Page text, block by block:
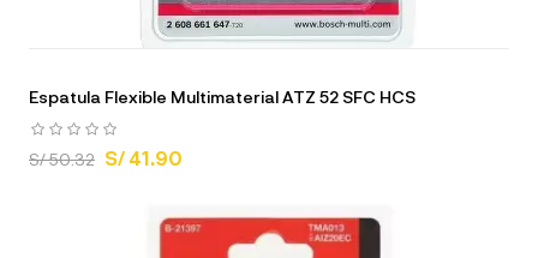
Espatula Flexible Multimaterial ATZ 52 SFC HCS
S/ 50.32 S/ 41.90